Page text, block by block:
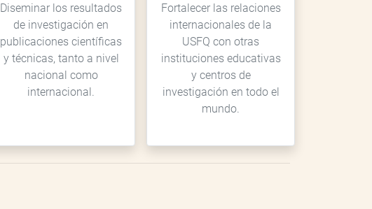
Diseminar los resultados
de investigación en
publicaciones científicas
y técnicas, tanto a nivel
nacional como
internacional.
Fortalecer las relaciones
internacionales de la
USFQ con otras
instituciones educativas
y centros de
investigación en todo el
mundo.